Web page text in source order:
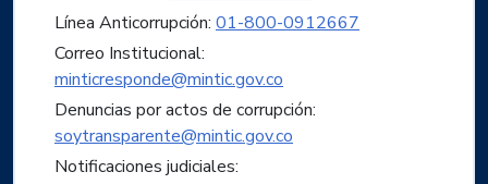
Línea Anticorrupción: 01-800-0912667
Correo Institucional:
minticresponde@mintic.gov.co
Denuncias por actos de corrupción:
soytransparente@mintic.gov.co
Notificaciones judiciales: